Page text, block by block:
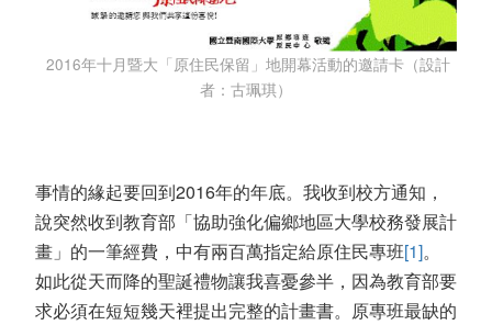
2016年十月暨大「原住民保留」地開幕活動的邀請卡（設計
者：古珮琪）
事情的緣起要回到2016年的年底。我收到校方通知，
說突然收到教育部「協助強化偏鄉地區大學校務發展計
畫」的一筆經費，中有兩百萬指定給原住民專班[1]。
如此從天而降的聖誕禮物讓我喜憂參半，因為教育部要
求必須在短短幾天裡提出完整的計畫書。原專班最缺的